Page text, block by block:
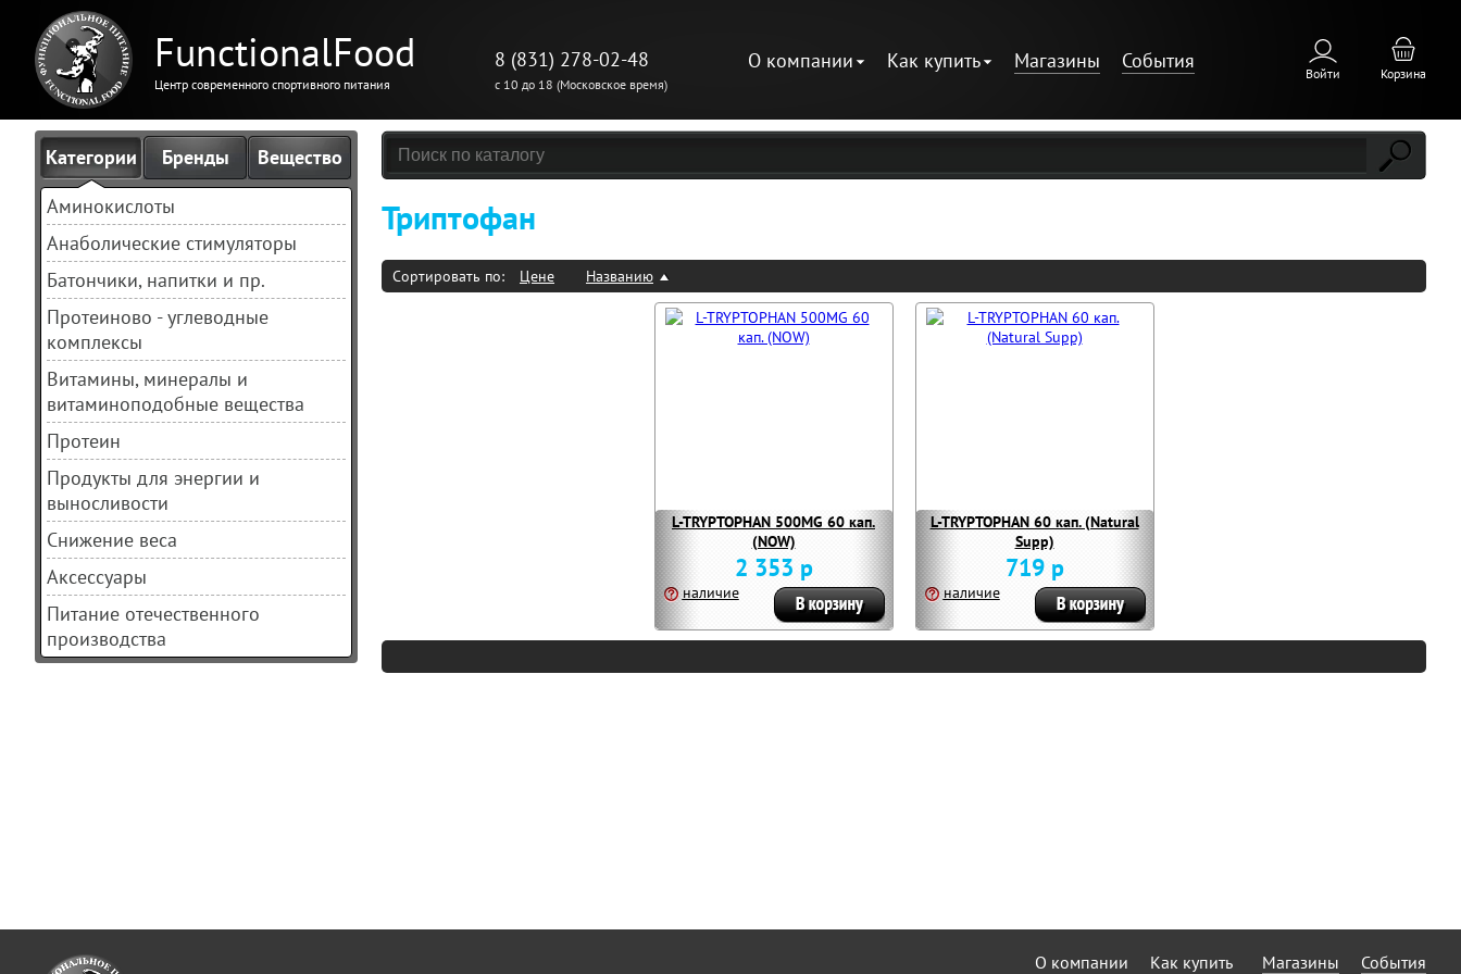
FunctionalFood
Центр современного спортивного питания
8 (831) 278-02-48
с 10 до 18 (Московское время)
О компании Как купить Магазины События
Войти Корзина
Категории Бренды
Вещество
Аминокислоты
Анаболические стимуляторы
Батончики, напитки и пр.
Протеиново - углеводные
комплексы
Витамины, минералы и
витаминоподобные вещества
Протеин
Продукты для энергии и
выносливости
Снижение веса
Аксессуары
Питание отечественного
производства
Триптофан
Сортировать по: Цене Названию
L-TRYPTOPHAN 500MG 60 кап.
(NOW)
2 353 р
наличие
L-TRYPTOPHAN 60 кап. (Natural
Supp)
719 р
наличие
О компании Как купить Магазины События